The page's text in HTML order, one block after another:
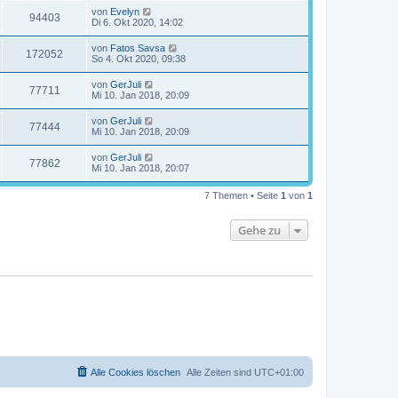
94403 von Evelyn
Di 6. Okt 2020, 14:02
172052 von Fatos Savsa
So 4. Okt 2020, 09:38
77711 von GerJuli
Mi 10. Jan 2018, 20:09
77444 von GerJuli
Mi 10. Jan 2018, 20:09
77862 von GerJuli
Mi 10. Jan 2018, 20:07
7 Themen • Seite 1 von 1
Gehe zu
Alle Zeiten sind UTC+01:00
Alle Cookies löschen